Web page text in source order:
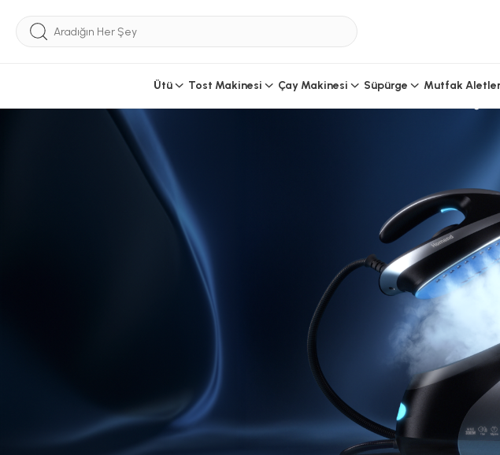
Ütü Tost Makinesi Çay Makinesi Süpürge Mutfak